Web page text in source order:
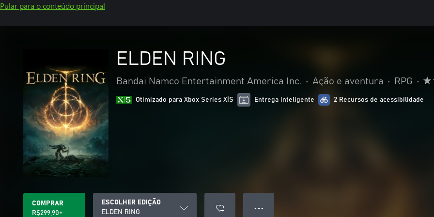
Pular para o conteúdo principal
ELDEN RING
Bandai Namco Entertainment America Inc. • Ação e aventura • RPG •
Otimizado para Xbox Series X|S Entrega inteligente 2 Recursos de acessibilidade
COMPRAR
R$299,90+
ESCOLHER EDIÇÃO
ELDEN RING
● ● ●